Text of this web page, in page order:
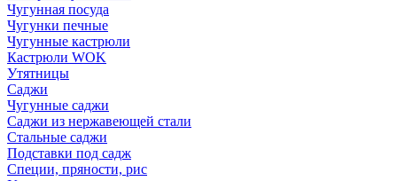
Чугунная посуда
Чугунки печные
Чугунные кастрюли
Кастрюли WOK
Утятницы
Саджи
Чугунные саджи
Саджи из нержавеющей стали
Стальные саджи
Подставки под садж
Специи, пряности, рис